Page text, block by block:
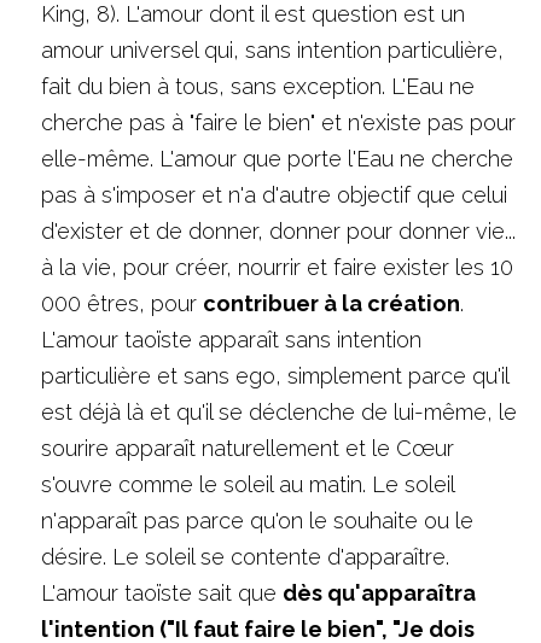
King, 8). L'amour dont il est question est un
amour universel qui, sans intention particulière,
fait du bien à tous, sans exception. L'Eau ne
cherche pas à "faire le bien" et n'existe pas pour
elle-même. L'amour que porte l'Eau ne cherche
pas à s'imposer et n'a d'autre objectif que celui
d'exister et de donner, donner pour donner vie...
à la vie, pour créer, nourrir et faire exister les 10
000 êtres, pour contribuer à la création.
L'amour taoïste apparaît sans intention
particulière et sans ego, simplement parce qu'il
est déjà là et qu'il se déclenche de lui-même, le
sourire apparaît naturellement et le Cœur
s'ouvre comme le soleil au matin. Le soleil
n'apparaît pas parce qu'on le souhaite ou le
désire. Le soleil se contente d'apparaître.
L'amour taoïste sait que dès qu'apparaîtra
l'intention ("Il faut faire le bien", "Je dois